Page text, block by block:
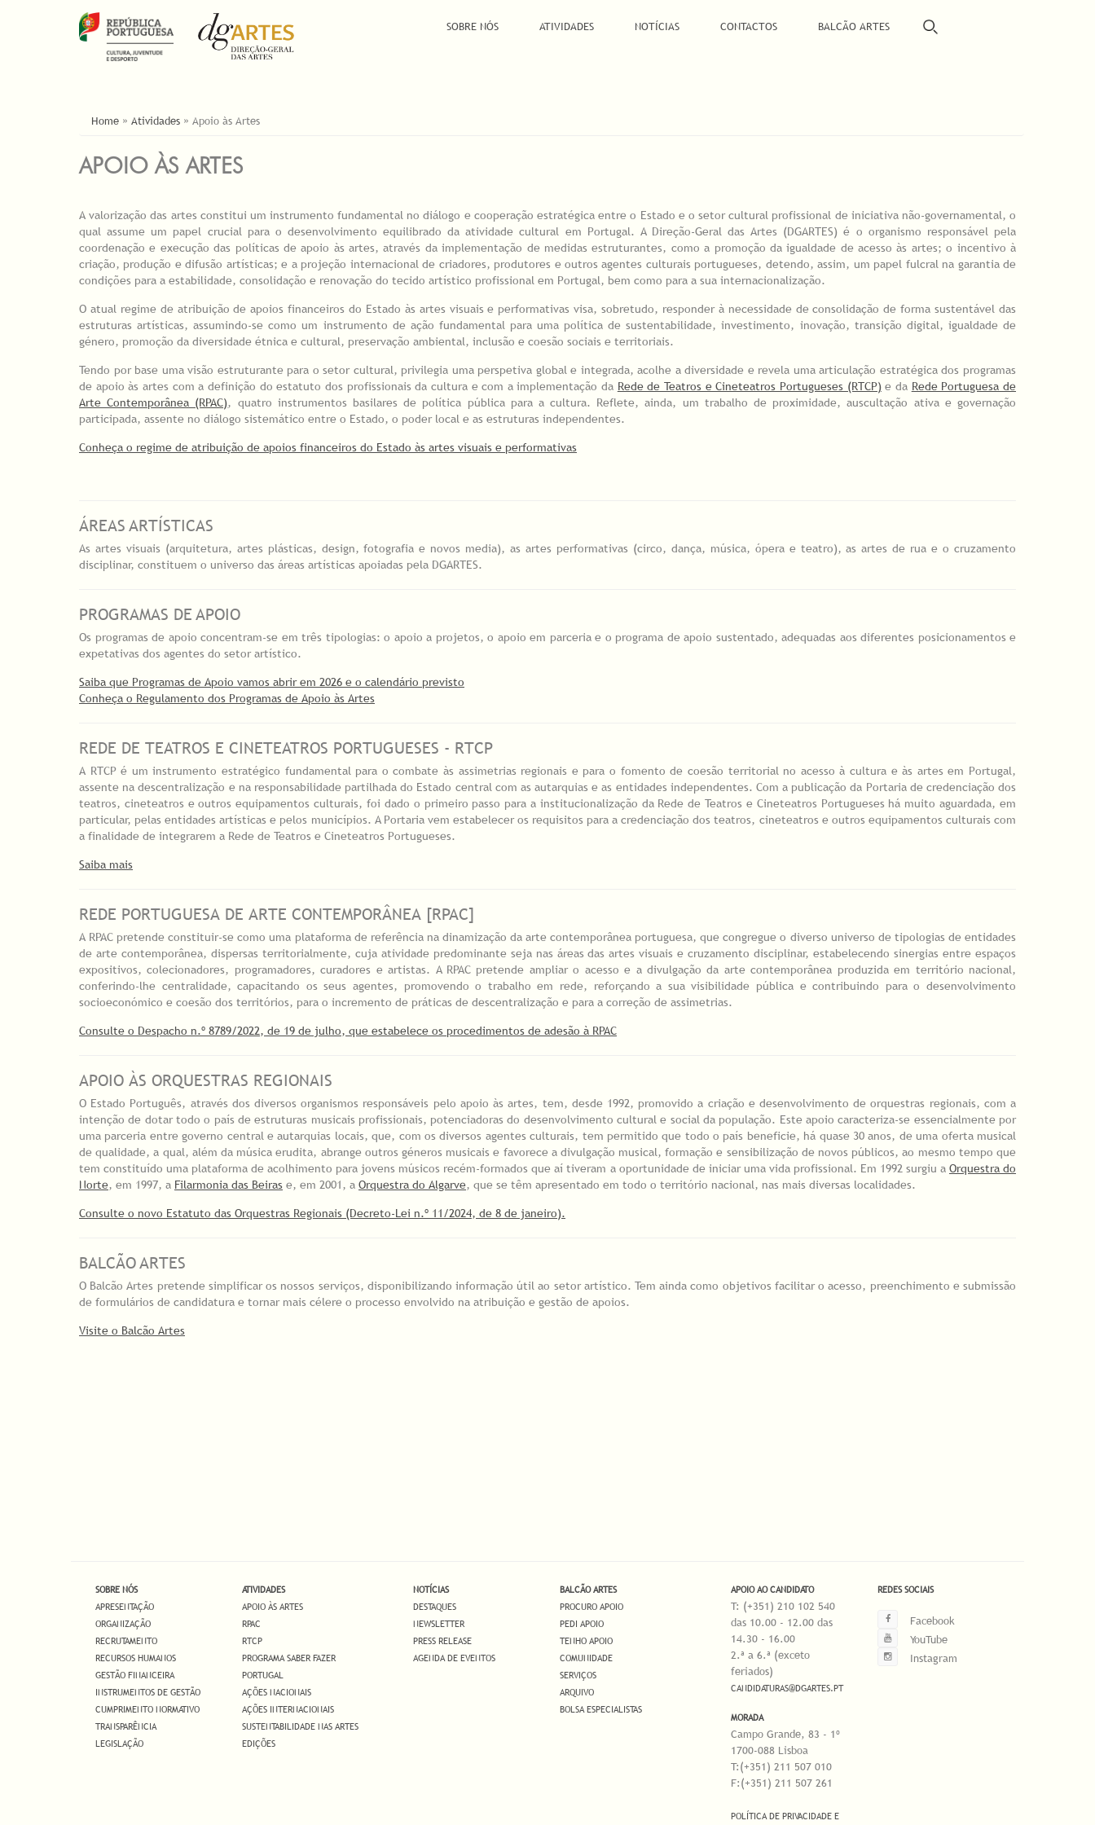
SOBRE NÓS ATIVIDADES NOTÍCIAS CONTACTOS BALCÃO ARTES
ESTÁ AQUI
Home » Atividades » Apoio às Artes
APOIO ÀS ARTES
A valorização das artes constitui um instrumento fundamental no diálogo e cooperação estratégica entre o Estado e o setor cultural profissional de iniciativa não-governamental, o
qual assume um papel crucial para o desenvolvimento equilibrado da atividade cultural em Portugal. A Direção-Geral das Artes (DGARTES) é o organismo responsável pela
coordenação e execução das políticas de apoio às artes, através da implementação de medidas estruturantes, como a promoção da igualdade de acesso às artes; o incentivo à
criação, produção e difusão artísticas; e a projeção internacional de criadores, produtores e outros agentes culturais portugueses, detendo, assim, um papel fulcral na garantia de
condições para a estabilidade, consolidação e renovação do tecido artístico profissional em Portugal, bem como para a sua internacionalização.
O atual regime de atribuição de apoios financeiros do Estado às artes visuais e performativas visa, sobretudo, responder à necessidade de consolidação de forma sustentável das
estruturas artísticas, assumindo-se como um instrumento de ação fundamental para uma política de sustentabilidade, investimento, inovação, transição digital, igualdade de
género, promoção da diversidade étnica e cultural, preservação ambiental, inclusão e coesão sociais e territoriais.
Tendo por base uma visão estruturante para o setor cultural, privilegia uma perspetiva global e integrada, acolhe a diversidade e revela uma articulação estratégica dos programas
de apoio às artes com a definição do estatuto dos profissionais da cultura e com a implementação da Rede de Teatros e Cineteatros Portugueses (RTCP)e da Rede Portuguesa de
Arte Contemporânea (RPAC), quatro instrumentos basilares de política pública para a cultura. Reflete, ainda, um trabalho de proximidade, auscultação ativa e governação
participada, assente no diálogo sistemático entre o Estado, o poder local e as estruturas independentes.
Conheça o regime de atribuição de apoios financeiros do Estado às artes visuais e performativas
ÁREAS ARTÍSTICAS
As artes visuais (arquitetura, artes plásticas, design, fotografia e novos media), as artes performativas (circo, dança, música, ópera e teatro), as artes de rua e o cruzamento
disciplinar, constituem o universo das áreas artísticas apoiadas pela DGARTES.
PROGRAMAS DE APOIO
Os programas de apoio concentram-se em três tipologias: o apoio a projetos, o apoio em parceria e o programa de apoio sustentado, adequadas aos diferentes posicionamentos e
expetativas dos agentes do setor artístico.
Saiba que Programas de Apoio vamos abrir em 2026 e o calendário previsto
Conheça o Regulamento dos Programas de Apoio às Artes
REDE DE TEATROS E CINETEATROS PORTUGUESES - RTCP
A RTCP é um instrumento estratégico fundamental para o combate às assimetrias regionais e para o fomento de coesão territorial no acesso à cultura e às artes em Portugal,
assente na descentralização e na responsabilidade partilhada do Estado central com as autarquias e as entidades independentes. Com a publicação da Portaria de credenciação dos
teatros, cineteatros e outros equipamentos culturais, foi dado o primeiro passo para a institucionalização da Rede de Teatros e Cineteatros Portugueses há muito aguardada, em
particular, pelas entidades artísticas e pelos municípios. A Portaria vem estabelecer os requisitos para a credenciação dos teatros, cineteatros e outros equipamentos culturais com
a finalidade de integrarem a Rede de Teatros e Cineteatros Portugueses.
Saiba mais
REDE PORTUGUESA DE ARTE CONTEMPORÂNEA [RPAC]
A RPAC pretende constituir-se como uma plataforma de referência na dinamização da arte contemporânea portuguesa, que congregue o diverso universo de tipologias de entidades
de arte contemporânea, dispersas territorialmente, cuja atividade predominante seja nas áreas das artes visuais e cruzamento disciplinar, estabelecendo sinergias entre espaços
expositivos, colecionadores, programadores, curadores e artistas. A RPAC pretende ampliar o acesso e a divulgação da arte contemporânea produzida em território nacional,
conferindo-lhe centralidade, capacitando os seus agentes, promovendo o trabalho em rede, reforçando a sua visibilidade pública e contribuindo para o desenvolvimento
socioeconómico e coesão dos territórios, para o incremento de práticas de descentralização e para a correção de assimetrias.
Consulte o Despacho n.º 8789/2022, de 19 de julho, que estabelece os procedimentos de adesão à RPAC
APOIO ÀS ORQUESTRAS REGIONAIS
O Estado Português, através dos diversos organismos responsáveis pelo apoio às artes, tem, desde 1992, promovido a criação e desenvolvimento de orquestras regionais, com a
intenção de dotar todo o país de estruturas musicais profissionais, potenciadoras do desenvolvimento cultural e social da população. Este apoio caracteriza-se essencialmente por
uma parceria entre governo central e autarquias locais, que, com os diversos agentes culturais, tem permitido que todo o país beneficie, há quase 30 anos, de uma oferta musical
de qualidade, a qual, além da música erudita, abrange outros géneros musicais e favorece a divulgação musical, formação e sensibilização de novos públicos, ao mesmo tempo que
tem constituído uma plataforma de acolhimento para jovens músicos recém-formados que aí tiveram a oportunidade de iniciar uma vida profissional. Em 1992 surgiu a Orquestra do
Norte, em 1997, a Filarmonia das Beiras e, em 2001, a Orquestra do Algarve, que se têm apresentado em todo o território nacional, nas mais diversas localidades.
Consulte o novo Estatuto das Orquestras Regionais (Decreto-Lei n.º 11/2024, de 8 de janeiro).
BALCÃO ARTES
O Balcão Artes pretende simplificar os nossos serviços, disponibilizando informação útil ao setor artístico. Tem ainda como objetivos facilitar o acesso, preenchimento e submissão
de formulários de candidatura e tornar mais célere o processo envolvido na atribuição e gestão de apoios.
Visite o Balcão Artes
SOBRE NÓS
APRESENTAÇÃO
ORGANIZAÇÃO
RECRUTAMENTO
RECURSOS HUMANOS
GESTÃO FINANCEIRA
INSTRUMENTOS DE GESTÃO
CUMPRIMENTO NORMATIVO
TRANSPARÊNCIA
LEGISLAÇÃO
ATIVIDADES
APOIO ÀS ARTES
RPAC
RTCP
PROGRAMA SABER FAZER
PORTUGAL
AÇÕES NACIONAIS
AÇÕES INTERNACIONAIS
SUSTENTABILIDADE NAS ARTES
EDIÇÕES
NOTÍCIAS
DESTAQUES
NEWSLETTER
PRESS RELEASE
AGENDA DE EVENTOS
BALCÃO ARTES
PROCURO APOIO
PEDI APOIO
TENHO APOIO
COMUNIDADE
SERVIÇOS
ARQUIVO
BOLSA ESPECIALISTAS
APOIO AO CANDIDATO
T: (+351) 210 102 540
das 10.00 - 12.00 das
14.30 - 16.00
2.ª a 6.ª (exceto
feriados)
CANDIDATURAS@DGARTES.PT
MORADA
Campo Grande, 83 - 1º
1700-088 Lisboa
T:(+351) 211 507 010
F:(+351) 211 507 261
POLÍTICA DE PRIVACIDADE E
REDES SOCIAIS
Facebook
YouTube
Instagram